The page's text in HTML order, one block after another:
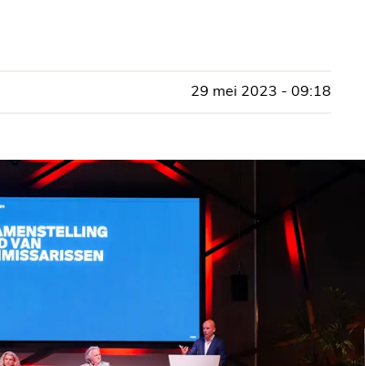
29 mei 2023 - 09:18